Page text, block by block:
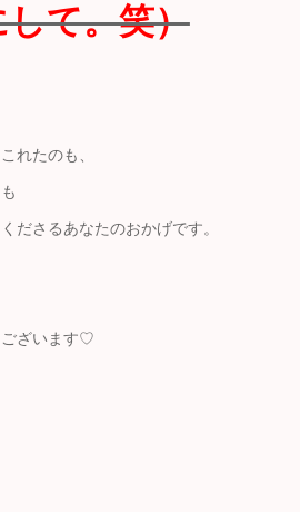
て。笑）
れたのも、
ださるあなたのおかげです。
ございます♡